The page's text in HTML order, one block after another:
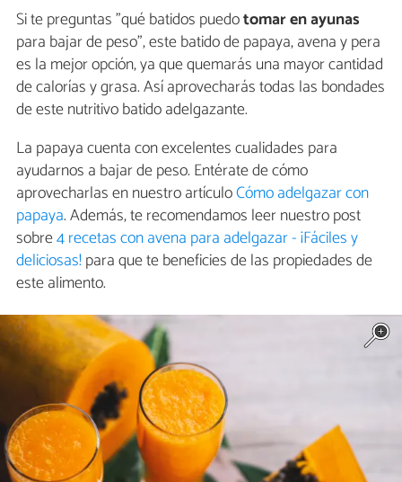
Si te preguntas "qué batidos puedotomar en ayunas
para bajar de peso", este batido de papaya, avena y pera
es la mejor opción, ya que quemarás una mayor cantidad
de calorías y grasa. Así aprovecharás todas las bondades
de este nutritivo batido adelgazante.
La papaya cuenta con excelentes cualidades para
ayudarnos a bajar de peso. Entérate de cómo
aprovecharlas en nuestro artículoCómo adelgazar con
papaya. Además, te recomendamos leer nuestro post
sobre4 recetas con avena para adelgazar - ¡Fáciles y
deliciosas!para que te beneficies de las propiedades de
este alimento.